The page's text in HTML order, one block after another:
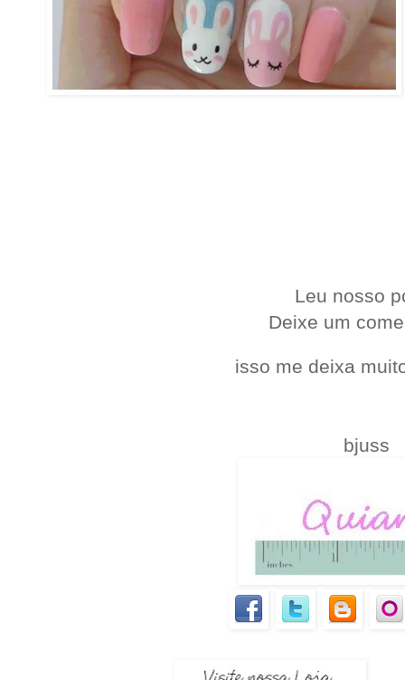
Leu nosso
Deixe um
isso me deixa
bjuss